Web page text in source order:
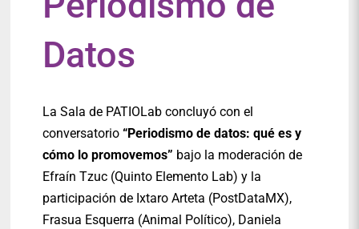
Datos
La Sala de PATIOLab concluyó con el
conversatorio“Periodismo de datos: qué es y
cómo lo promovemos” bajo la moderación de
Efraín Tzuc (Quinto Elemento Lab) y la
participación de Ixtaro Arteta (PostDataMX),
Frasua Esquerra (Animal Político), Daniela